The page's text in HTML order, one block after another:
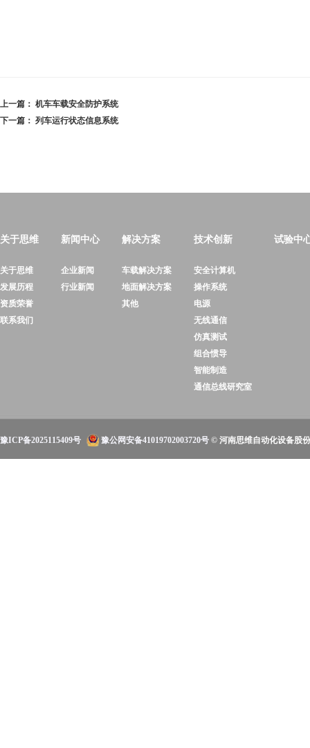
上一篇： 机车车载安全防护系统
下一篇： 列车运行状态信息系统
关于思维
关于思维
发展历程
资质荣誉
联系我们
新闻中心
企业新闻
行业新闻
解决方案
车载解决方案
地面解决方案
其他
技术创新
安全计算机
操作系统
电源
无线通信
仿真测试
组合惯导
智能制造
通信总线研究室
试验中
豫ICP备2025115409号 豫公网安备41019702003720号 © 河南思维自动化设备股